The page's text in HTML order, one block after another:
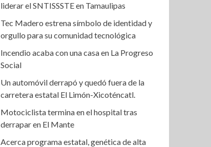
liderar el SNTISSSTE en Tamaulipas
Tec Madero estrena símbolo de identidad y
orgullo para su comunidad tecnológica
Incendio acaba con una casa en La Progreso
Social
Un automóvil derrapó y quedó fuera de la
carretera estatal El Limón-Xicoténcatl.
Motociclista termina en el hospital tras
derrapar en El Mante
Acerca programa estatal, genética de alta